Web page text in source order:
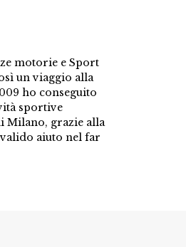
motorie e Sport
un viaggio alla
ho conseguito
sportive
Milano, grazie alla
aiuto nel far